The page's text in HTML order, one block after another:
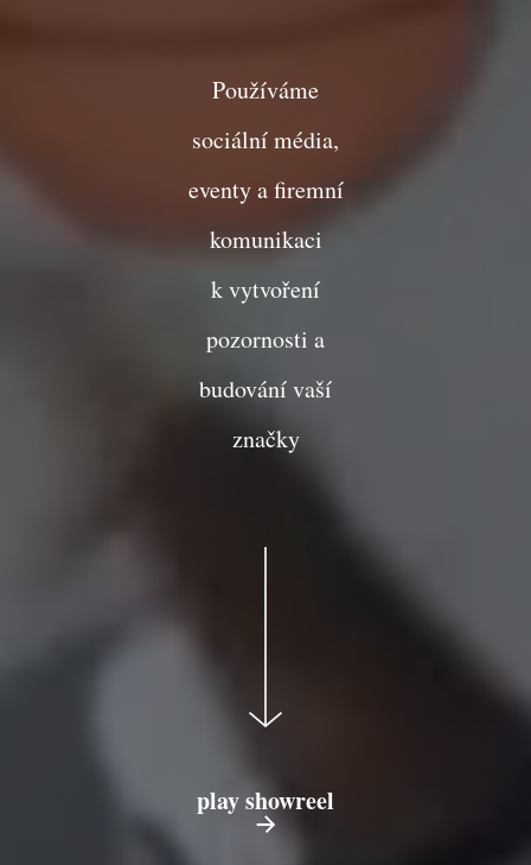
Používáme
sociální média,
eventy a firemní
komunikaci
k vytvoření
pozornosti a
budování vaší
značky
play showreel